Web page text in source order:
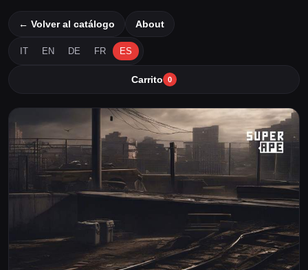
← Volver al catálogo About
IT EN DE FR ES
Carrito 0